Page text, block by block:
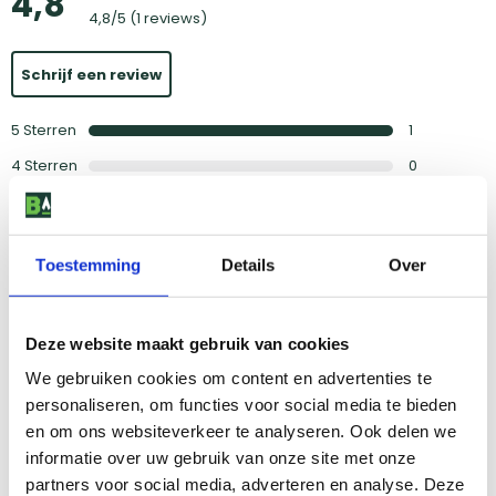
Toestemming Details Over
Deze website maakt gebruik van cookies
We gebruiken cookies om content en advertenties te
personaliseren, om functies voor social media te bieden
en om ons websiteverkeer te analyseren. Ook delen we
informatie over uw gebruik van onze site met onze
partners voor social media, adverteren en analyse. Deze
4,8/5 (1 reviews)
Schrijf een review
5 Sterren
1
4 Sterren
0
Sterren
2Sterren
0
Ster 0
duidelijk gebruiksaanwijzing
Door Adri
op11 mei 2025